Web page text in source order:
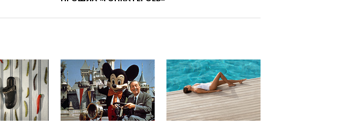
средств на ремонт
официальным визитом
вчера, 19:58В Госдуму будет
внесен законопроект об
отмене ЕГЭ
вчера, 19:50Аэропорты Сочи и